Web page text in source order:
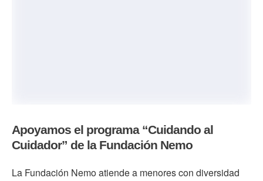
Apoyamos el programa “Cuidando al
Cuidador” de la Fundación Nemo
La Fundación Nemo atiende a menores con diversidad